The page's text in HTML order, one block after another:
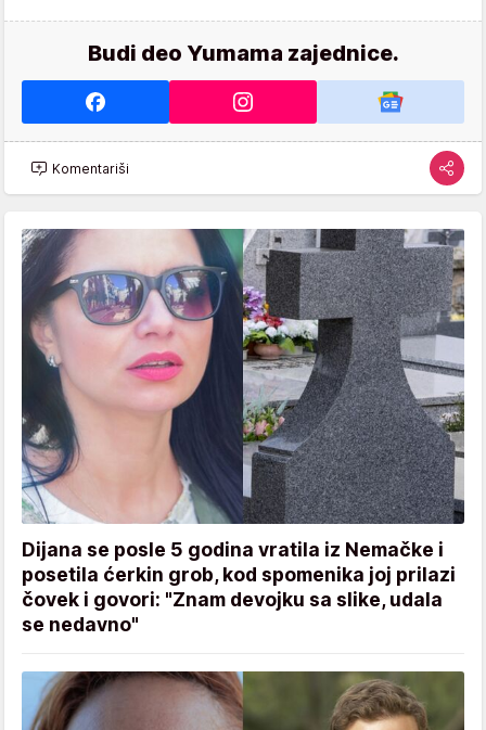
Budi deo Yumama zajednice.
Komentariši
Dijana se posle 5 godina vratila iz Nemačke i
posetila ćerkin grob, kod spomenika joj prilazi
čovek i govori: "Znam devojku sa slike, udala
se nedavno"